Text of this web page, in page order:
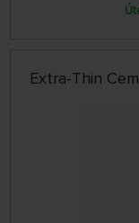
Extra-Thin